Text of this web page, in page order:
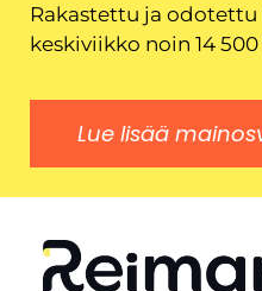
Rakastettu ja
keskiviikko noin 14
Lue lisää